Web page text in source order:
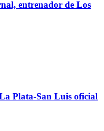
entrenador de Los
Plata-San Luis oficial